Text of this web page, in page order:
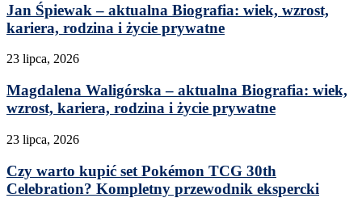
Jan Śpiewak – aktualna Biografia: wiek, wzrost,
kariera, rodzina i życie prywatne
23 lipca, 2026
Magdalena Waligórska – aktualna Biografia: wiek,
wzrost, kariera, rodzina i życie prywatne
23 lipca, 2026
Czy warto kupić set Pokémon TCG 30th
Celebration? Kompletny przewodnik ekspercki